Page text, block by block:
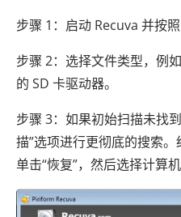
步骤 1：启动 Recuva 并按照
步骤 2：选择文件类型，例
的 SD 卡驱动器。
步骤 3：如果初始扫描未找
描”选项进行更彻底的搜索。
单击“恢复”，然后选择计算